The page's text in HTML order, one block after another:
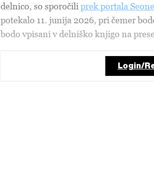
delnico, so sporočili prek portala
potekalo 11. junija 2026, pri čemer
bodo vpisani v delniško knjigo na
Login/